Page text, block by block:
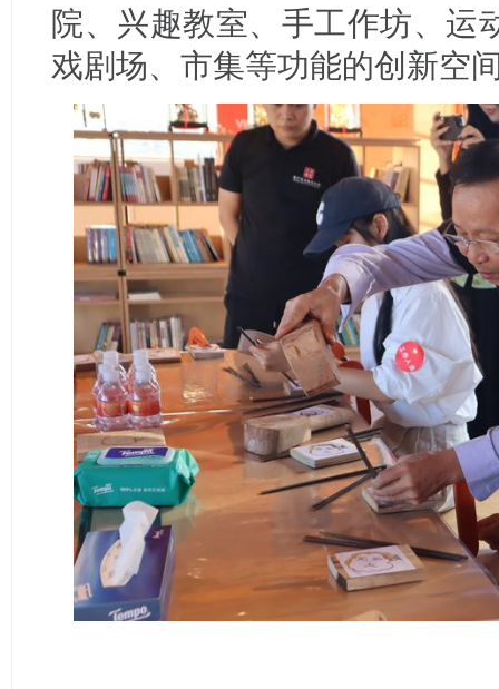
院、兴趣教室、手工作坊、运
戏剧场、市集等功能的创新空